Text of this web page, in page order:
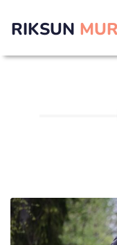
RIKSUN